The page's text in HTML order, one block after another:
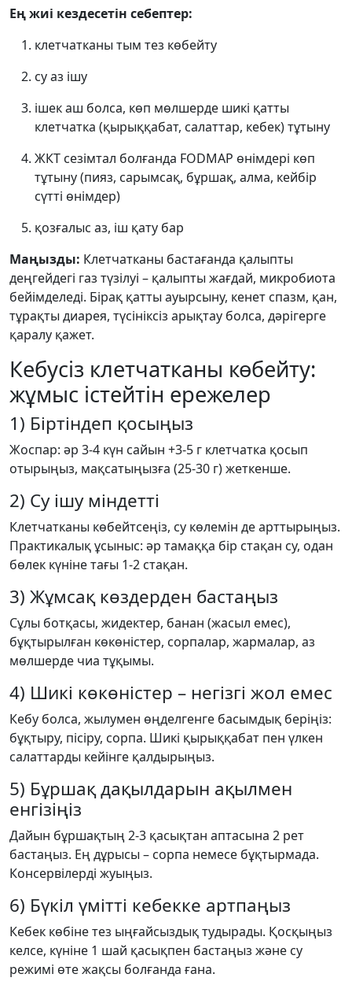
Ең жиі кездесетін себептер:
клетчатканы тым тез көбейту
су аз ішу
ішек аш болса, көп мөлшерде шикі қатты
клетчатка (қырыққабат, салаттар, кебек) тұтыну
ЖКТ сезімтал болғанда FODMAP өнімдері көп
тұтыну (пияз, сарымсақ, бұршақ, алма, кейбір
сүтті өнімдер)
қозғалыс аз, іш қату бар
Маңызды: Клетчатканы бастағанда қалыпты
деңгейдегі газ түзілуі – қалыпты жағдай, микробиота
бейімделеді. Бірақ қатты ауырсыну, кенет спазм, қан,
тұрақты диарея, түсініксіз арықтау болса, дәрігерге
қаралу қажет.
Кебусіз клетчатканы көбейту:
жұмыс істейтін ережелер
1) Біртіндеп қосыңыз
Жоспар: әр 3-4 күн сайын +3-5 г клетчатка қосып
отырыңыз, мақсатыңызға (25-30 г) жеткенше.
2) Су ішу міндетті
Клетчатканы көбейтсеңіз, су көлемін де арттырыңыз.
Практикалық ұсыныс: әр тамаққа бір стақан су, одан
бөлек күніне тағы 1-2 стақан.
3) Жұмсақ көздерден бастаңыз
Сұлы ботқасы, жидектер, банан (жасыл емес),
бұқтырылған көкөністер, сорпалар, жармалар, аз
мөлшерде чиа тұқымы.
4) Шикі көкөністер – негізгі жол емес
Кебу болса, жылумен өңделгенге басымдық беріңіз:
бұқтыру, пісіру, сорпа. Шикі қырыққабат пен үлкен
салаттарды кейінге қалдырыңыз.
5) Бұршақ дақылдарын ақылмен
енгізіңіз
Дайын бұршақтың 2-3 қасықтан аптасына 2 рет
бастаңыз. Ең дұрысы – сорпа немесе бұқтырмада.
Консервілерді жуыңыз.
6) Бүкіл үмітті кебекке артпаңыз
Кебек көбіне тез ыңғайсыздық тудырады. Қосқыңыз
келсе, күніне 1 шай қасықпен бастаңыз және су
режимі өте жақсы болғанда ғана.